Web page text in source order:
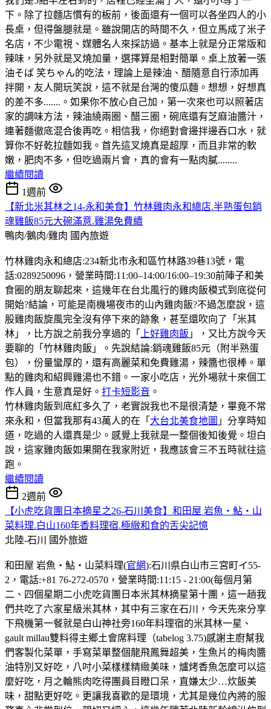
下。除了拉麵店慣有的板前，後面還有一個可以各坐四人的小
長桌，但得盤腿就是。雖說開店的時間不久，但立馬成了米子
名店，不少電視、媒體名人來採訪過。基本上就是分正常版和
辣味，另外就是叉燒加量，選擇算是相對簡單。桌上放著一張
油そば 笑ちゃん的吃法，理論上是辣油、醋隨意自行添加再
拌開，友人開玩笑說，這不就是台灣的傻瓜麵。想想，好想真
的差不多.......。如果你不放心自己加，第一次來也可以照著店
家的調味方法，辣油繞兩圈、醋三圈，碗底還有芝麻油醬汁，
連著麵徹底混合後再吃。相信我，你絕對會邊拌邊吞口水，就
算你不好乾拉麵如我。首先這叉燒真是超厚，而且非常的軟
嫩，肥肉不多，但吃過兩片會，真的會有一點肉膩........
繼續閱讀
1週前
【新北米其林之14-永和美食】竹林雞肉永和總店.半熟蛋包銷
魂雞飯85元大碗滿意.雞湯免費續
鴨肉/鵝肉/雞肉 國內旅遊
竹林雞肉永和總店:234新北市永和區竹林路39巷13號，電
話:0289250096，營業時間:11:00–14:00/16:00–19:30前陣子和美
食圈的朋友聊起來，這幾年在台北風行的雞肉飯模式到底從何
開始?結論，可能是南機場夜市的山內雞肉飯?不過怎麼說，這
股雞肉飯旋風完全沒有停下來的跡象，甚至還吹向了「米其
林」，比方說之前我分享過的「
上好雞肉飯 」，又比方說今天
要聊的「竹林雞肉飯」。先說結論:銷魂雞飯85元（附半熟蛋
包），份量蠻厚的，還有高麗菜和免費雞湯，辣醬也很棒。單
點的雞肉和紹興雞湯也不錯。一家小吃店，光外場就十來個工
作人員，生意真是好。 打卡短影音 。
竹林雞肉飯到底紅多久了，老實說我也不是很清楚，畢竟不常
來永和，但當我那有43萬人的在「 大台北美食地圖 」分享時知
道，吃過的人還真是少。感覺上我就是一整個後知後覺。坦白
說，這家雞肉飯如果開在我家附近，我應該會三不五時就往這
跑。
繼續閱讀
2週前
【小虎吃貨團日本摘星之26-石川美食】和田屋 岩魚・鮎・山
菜料理.白山160年香料理宿.極緻和食的舌尖記憶
北陸-石川
國外旅遊
和田屋 岩魚・鮎・山菜料理(官網):石川県白山市三宮町イ55-
2，電話:+81 76-272-0570，營業時間:11:15 - 21:00(每個月第
二、四個星期二小虎吃貨團日本米其林摘星第十團，這一趟我
們共吃了六家星級米其林，其中有三家在石川，今天先來分享
下飛機第一餐就是白山神社旁160年料理宿的米其林一星、
gault millau雙料得主鄉土會席料理（tabelog 3.75)感謝主廚幫我
們客製化菜單，手寫菜單整個龍飛鳳舞超美，生魚片的梅肉醬
油特別又好吃，八吋小菜樣樣精緻美味，爐烤香魚怎麼可以這
麼好吃，月之輪熊肉吃得團員目瞪口呆，直嫌太少…炊飯美
味，甜點更好吃。更讓我喜歡的是環境，尤其是幾位內將的服